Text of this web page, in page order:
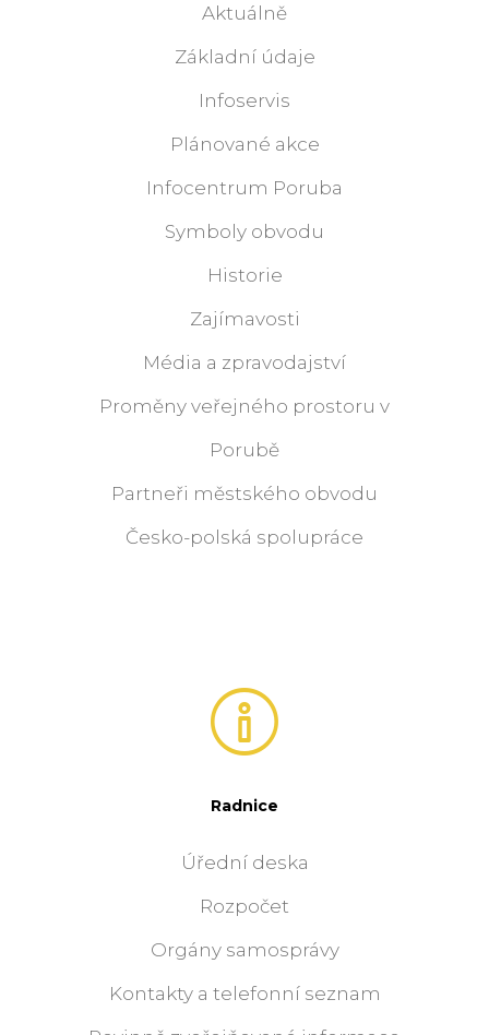
Aktuálně
Základní údaje
Infoservis
Plánované akce
Infocentrum Poruba
Symboly obvodu
Historie
Zajímavosti
Média a zpravodajství
Proměny veřejného prostoru v
Porubě
Partneři městského obvodu
Česko-polská spolupráce
Radnice
Úřední deska
Rozpočet
Orgány samosprávy
Kontakty a telefonní seznam